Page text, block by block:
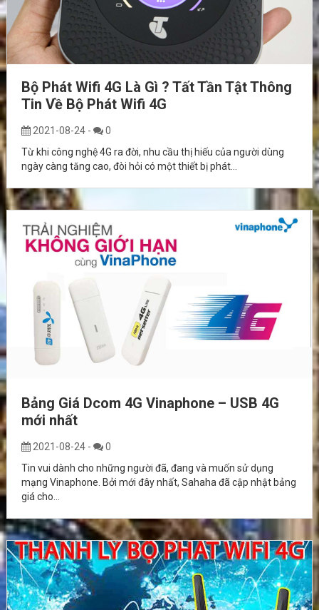
Bộ Phát Wifi 4G Là Gì ? Tất Tần Tật Thông
Tin Về Bộ Phát Wifi 4G
2021-08-24 -
0
Từ khi công nghệ 4G ra đời, nhu cầu thị hiếu của người dùng
ngày càng tăng cao, đòi hỏi có một thiết bị phát...
Bảng Giá Dcom 4G Vinaphone – USB 4G
mới nhất
2021-08-24 -
0
Tin vui dành cho những người đã, đang và muốn sử dụng
mạng Vinaphone. Bởi mới đây nhất, Sahaha đã cập nhật bảng
giá cho...